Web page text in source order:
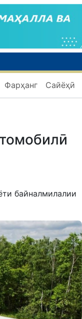
Фарҳанг Сайёҳӣ
байналмилалии